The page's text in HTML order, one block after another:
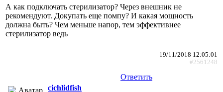
А как подключать стерилизатор? Через внешник не
рекомендуют. Докупать еще помпу? И какая мощность
должна быть? Чем меньше напор, тем эффективнее
стерилизатор ведь
19/11/2018 12:05:01
#2561248
Ответить
cichlidfish